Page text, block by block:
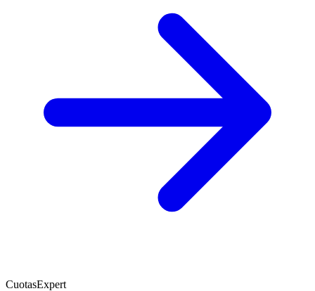
CuotasExpert